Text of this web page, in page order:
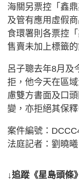
海關另票控「鑫
及管有應用虛假
食環署則各票控
售賣未加上標籤
呂子聰去年8月及
拒，他今天在區
慮雙方書面及口
變，亦拒絕其保釋
案件編號：
法庭記者：劉曉曦
↓追蹤《星島頭條